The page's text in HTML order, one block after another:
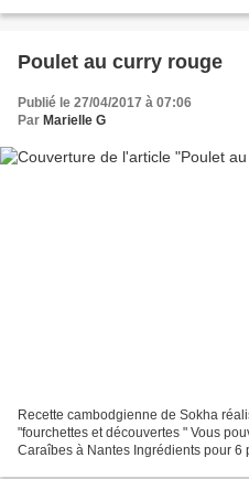
Poulet au curry rouge
Publié le 27/04/2017 à 07:06
Par Marielle G
Recette cambodgienne de Sokha
"fourchettes et découvertes " Vous
Caraîbes à Nantes Ingrédients pour